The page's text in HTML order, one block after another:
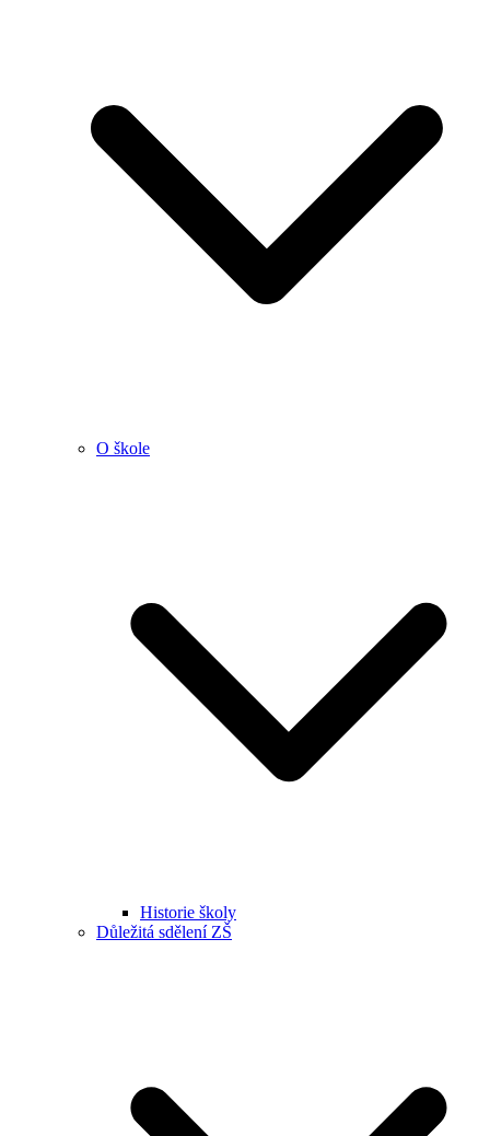
O škole
Historie školy
Důležitá sdělení ZŠ